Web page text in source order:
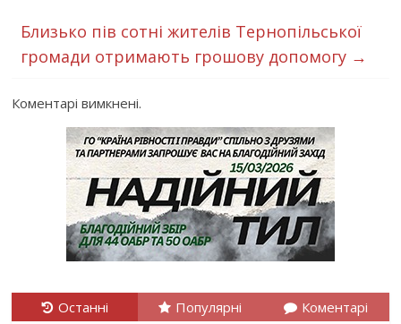
Близько пів сотні жителів Тернопільської
громади отримають грошову допомогу →
Коментарі вимкнені.
Останні Популярні Коментарі